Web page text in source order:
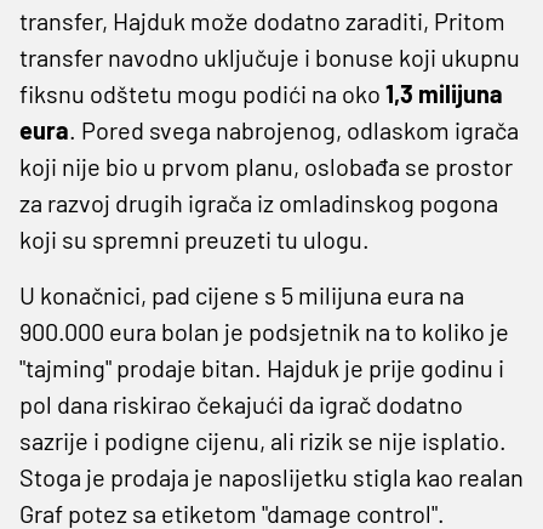
transfer, Hajduk može dodatno zaraditi, Pritom
transfer navodno uključuje i bonuse koji ukupnu
fiksnu odštetu mogu podići na oko 1,3 milijuna
eura. Pored svega nabrojenog, odlaskom igrača
koji nije bio u prvom planu, oslobađa se prostor
za razvoj drugih igrača iz omladinskog pogona
koji su spremni preuzeti tu ulogu.
U konačnici, pad cijene s 5 milijuna eura na
900.000 eura bolan je podsjetnik na to koliko je
"tajming" prodaje bitan. Hajduk je prije godinu i
pol dana riskirao čekajući da igrač dodatno
sazrije i podigne cijenu, ali rizik se nije isplatio.
Stoga je prodaja je naposlijetku stigla kao realan
Graf potez sa etiketom "damage control".